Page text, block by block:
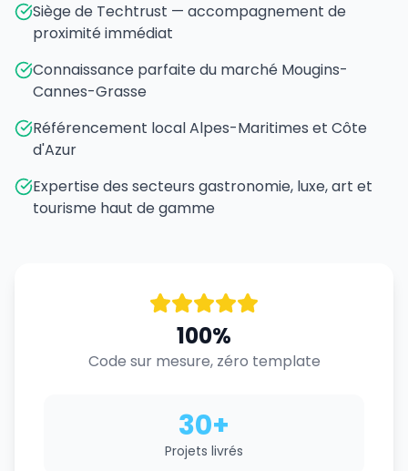
Siège de Techtrust — accompagnement de
proximité immédiat
Connaissance parfaite du marché Mougins-
Cannes-Grasse
Référencement local Alpes-Maritimes et Côte
d'Azur
Expertise des secteurs gastronomie, luxe, art et
tourisme haut de gamme
100%
Code sur mesure, zéro template
30+
Projets livrés